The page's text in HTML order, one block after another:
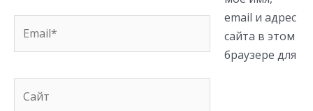
email и адрес
сайта в этом
браузере для